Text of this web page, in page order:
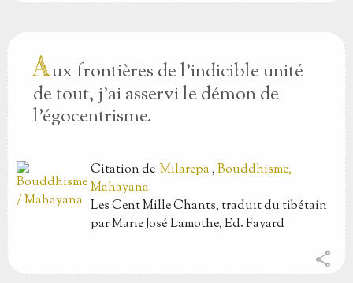
Aux frontières de l’indicible unité
de tout, j’ai asservi le démon de
l’égocentrisme.
Citationde Milarepa,Bouddhisme,
Mahayana
Les Cent Mille Chants, traduit du tibétain
par Marie José Lamothe, Ed. Fayard
share